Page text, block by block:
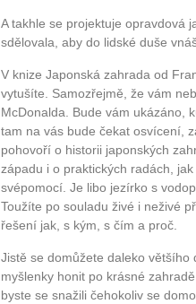
A takhle se projektuje opravdová
sdělovala, aby do lidské duše
V knize Japonská zahrada od
vytušíte. Samozřejmě, že vám
McDonalda. Bude vám ukázáno,
tam na vás bude čekat osvícení,
pohovoří o historii japonských
západu i o praktických radách,
svépomocí. Je libo jezírko s
Toužíte po souladu živé i neživé
řešení jak, s kým, s čím a proč.
Jistě se domůžete daleko
myšlenky honit po krásné
byste se snažili čehokoliv se